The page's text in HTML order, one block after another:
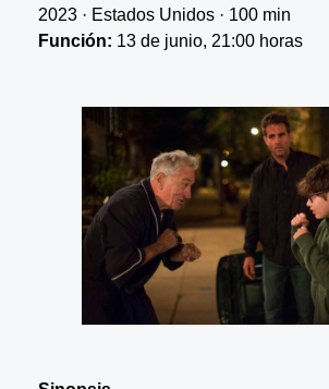
2023 · Estados Unidos · 100 min
Función: 13 de junio, 21:00 horas